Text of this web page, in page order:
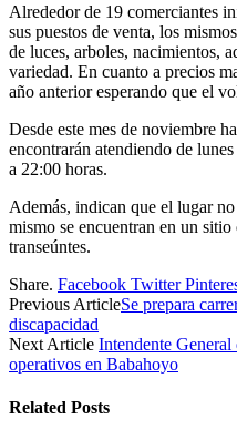
Alrededor de 19 comerciantes
sus puestos de venta, los
de luces, arboles, nacimientos,
variedad. En cuanto a precios
año anterior esperando que el
Desde este mes de noviembre
encontrarán atendiendo de
a 22:00 horas.
Además, indican que el lugar
mismo se encuentran en un
transeúntes.
Share. Facebook Twitter
Previous ArticleSe prepara
discapacidad
Next Article Intendente
operativos en Babahoyo
Related Posts